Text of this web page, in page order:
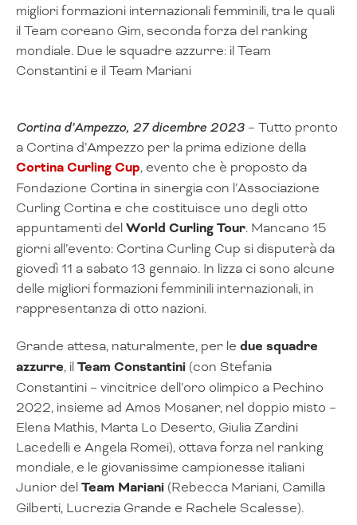
migliori formazioni internazionali femminili, tra le quali
il Team coreano Gim, seconda forza del ranking
mondiale. Due le squadre azzurre: il Team
Constantini e il Team Mariani
Cortina d’Ampezzo, 27 dicembre 2023 – Tutto pronto
a Cortina d’Ampezzo per la prima edizione della
Cortina Curling Cup, evento che è proposto da
Fondazione Cortina in sinergia con l’Associazione
Curling Cortina e che costituisce uno degli otto
appuntamenti delWorld Curling Tour. Mancano 15
giorni all’evento: Cortina Curling Cup si disputerà da
giovedì 11 a sabato 13 gennaio. In lizza ci sono alcune
delle migliori formazioni femminili internazionali, in
rappresentanza di otto nazioni.
Grande attesa, naturalmente, per le due squadre
azzurre, ilTeam Constantini (con Stefania
Constantini – vincitrice dell’oro olimpico a Pechino
2022, insieme ad Amos Mosaner, nel doppio misto –
Elena Mathis, Marta Lo Deserto, Giulia Zardini
Lacedelli e Angela Romei), ottava forza nel ranking
mondiale, e le giovanissime campionesse italiani
Junior delTeam Mariani (Rebecca Mariani, Camilla
Gilberti, Lucrezia Grande e Rachele Scalesse).